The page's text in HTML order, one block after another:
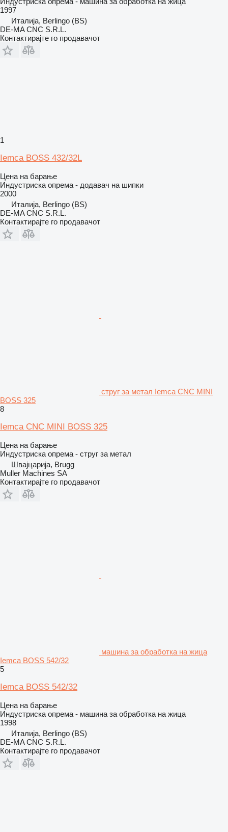
1997
Италија, Berlingo (BS)
DE-MA CNC S.R.L.
Контактирајте го продавачот
1
Iemca BOSS 432/32L
Цена на барање
Индустриска опрема - додавач на шипки
2000
Италија, Berlingo (BS)
DE-MA CNC S.R.L.
Контактирајте го продавачот
струг за метал Iemca CNC MINI
BOSS 325
8
Iemca CNC MINI BOSS 325
Цена на барање
Индустриска опрема - струг за метал
Швајцарија, Brugg
Muller Machines SA
Контактирајте го продавачот
машина за обработка на жица
Iemca BOSS 542/32
5
Iemca BOSS 542/32
Цена на барање
Индустриска опрема - машина за обработка на жица
1998
Италија, Berlingo (BS)
DE-MA CNC S.R.L.
Контактирајте го продавачот